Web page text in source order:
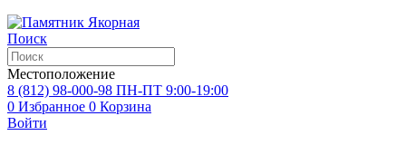
Поиск
Местоположение
8 (812) 98-000-98 ПН-ПТ 9:00-19:00
0 Избранное 0 Корзина
Войти